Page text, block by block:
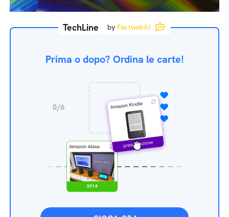
TechLine by FastwebAI
Prima o dopo? Ordina le carte!